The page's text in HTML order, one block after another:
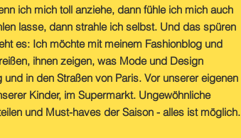
ich mich toll anziehe, dann fühle ich mich auch
lasse, dann strahle ich selbst. Und das spüren
es: Ich möchte mit meinem Fashionblog und
ihnen zeigen, was Mode und Design
in den Straßen von Paris. Vor unserer eigenen
Kinder, im Supermarkt. Ungewöhnliche
und Must-haves der Saison - alles ist möglich.